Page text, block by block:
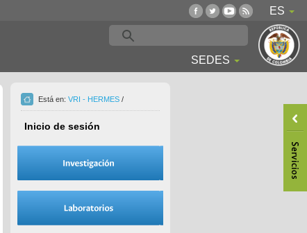
ES
SEDES
Está en: VRI - HERMES /
Inicio de sesión